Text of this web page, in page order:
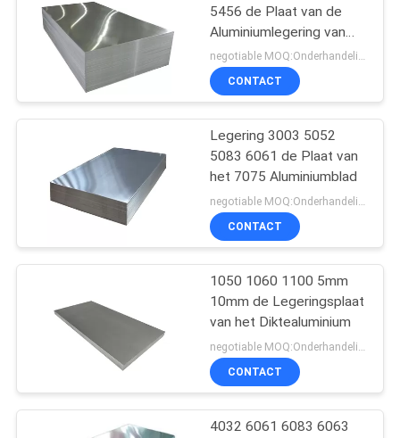
PRIVACY
POLICY
De mariene Plaat
van het
Rangaluminium
8
aluminiumplaat
8
5456 de Plaat van de
Aluminiumlegering van
2024 6061
negotiable MOQ:Onderhandeling
CONTACT
Legering 3003 5052
5083 6061 de Plaat van
het 7075 Aluminiumblad
negotiable MOQ:Onderhandeling
CONTACT
1050 1060 1100 5mm
10mm de Legeringsplaat
van het Diktealuminium
CONTACT
4032 6061 6083 6063